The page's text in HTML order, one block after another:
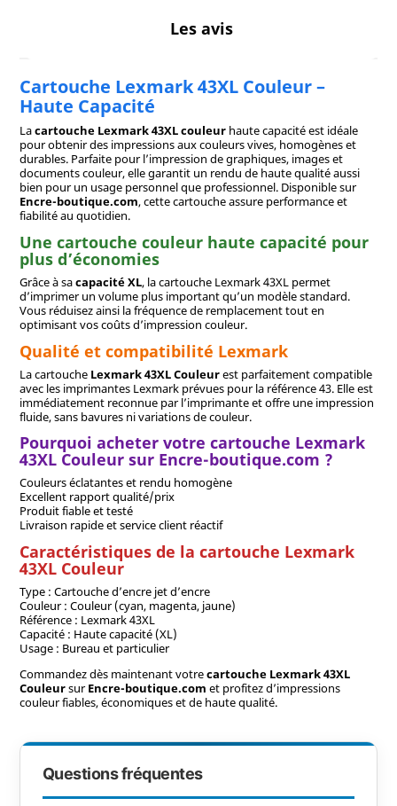
Les avis
Cartouche Lexmark 43XL Couleur –
Haute Capacité
Lacartouche Lexmark 43XL couleurhaute capacité est idéale
pour obtenir des impressions aux couleurs vives, homogènes et
durables. Parfaite pour l’impression de graphiques, images et
documents couleur, elle garantit un rendu de haute qualité aussi
bien pour un usage personnel que professionnel. Disponible sur
Encre-boutique.com, cette cartouche assure performance et
fiabilité au quotidien.
Une cartouche couleur haute capacité pour
plus d’économies
Grâce à sacapacité XL, la cartouche Lexmark 43XL permet
d’imprimer un volume plus important qu’un modèle standard.
Vous réduisez ainsi la fréquence de remplacement tout en
optimisant vos coûts d’impression couleur.
Qualité et compatibilité Lexmark
La cartouche Lexmark 43XL Couleurest parfaitement compatible
avec les imprimantes Lexmark prévues pour la référence 43. Elle est
immédiatement reconnue par l’imprimante et offre une impression
fluide, sans bavures ni variations de couleur.
Pourquoi acheter votre cartouche Lexmark
43XL Couleur sur Encre-boutique.com ?
Couleurs éclatantes et rendu homogène
Excellent rapport qualité/prix
Produit fiable et testé
Livraison rapide et service client réactif
Caractéristiques de la cartouche Lexmark
43XL Couleur
Type : Cartouche d’encre jet d’encre
Couleur : Couleur (cyan, magenta, jaune)
Référence : Lexmark 43XL
Capacité : Haute capacité (XL)
Usage : Bureau et particulier
Commandez dès maintenant votrecartouche Lexmark 43XL
CouleursurEncre-boutique.com et profitez d’impressions
couleur fiables, économiques et de haute qualité.
Questions fréquentes